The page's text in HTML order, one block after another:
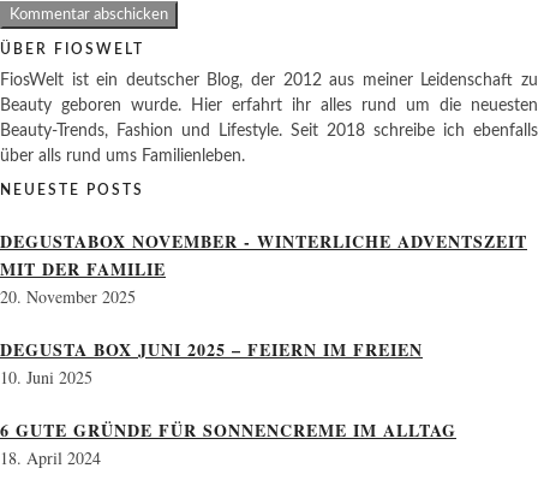
ÜBER FIOSWELT
FiosWelt ist ein deutscher Blog, der 2012 aus meiner Leidenschaft zu
Beauty geboren wurde. Hier erfahrt ihr alles rund um die neuesten
Beauty-Trends, Fashion und Lifestyle. Seit 2018 schreibe ich ebenfalls
über alls rund ums Familienleben.
NEUESTE POSTS
DEGUSTABOX NOVEMBER - WINTERLICHE ADVENTSZEIT
MIT DER FAMILIE
20. November 2025
DEGUSTA BOX JUNI 2025 – FEIERN IM FREIEN
10. Juni 2025
6 GUTE GRÜNDE FÜR SONNENCREME IM ALLTAG
18. April 2024